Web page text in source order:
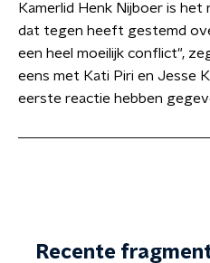
Kamerlid Henk Nijboer is
dat tegen heeft gestemd
een heel moeilijk conflict",
eens met Kati Piri en Jesse
eerste reactie hebben
Recente